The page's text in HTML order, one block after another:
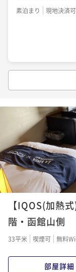
【スタンダード
な癒しの時を～
朝食付き 現地決済可
【LaVista～眺望
こにしかない景
朝食付き 現地決済可
【最大22時間/
素泊まり 現地決済可
【スタンダード
素泊まり 現地決済可
【4月・5月限定
で今だけ特別価
朝食付き 現地決済可
【IQOS(加熱
階・函館山側
33平米 喫煙可 無料
部屋詳細